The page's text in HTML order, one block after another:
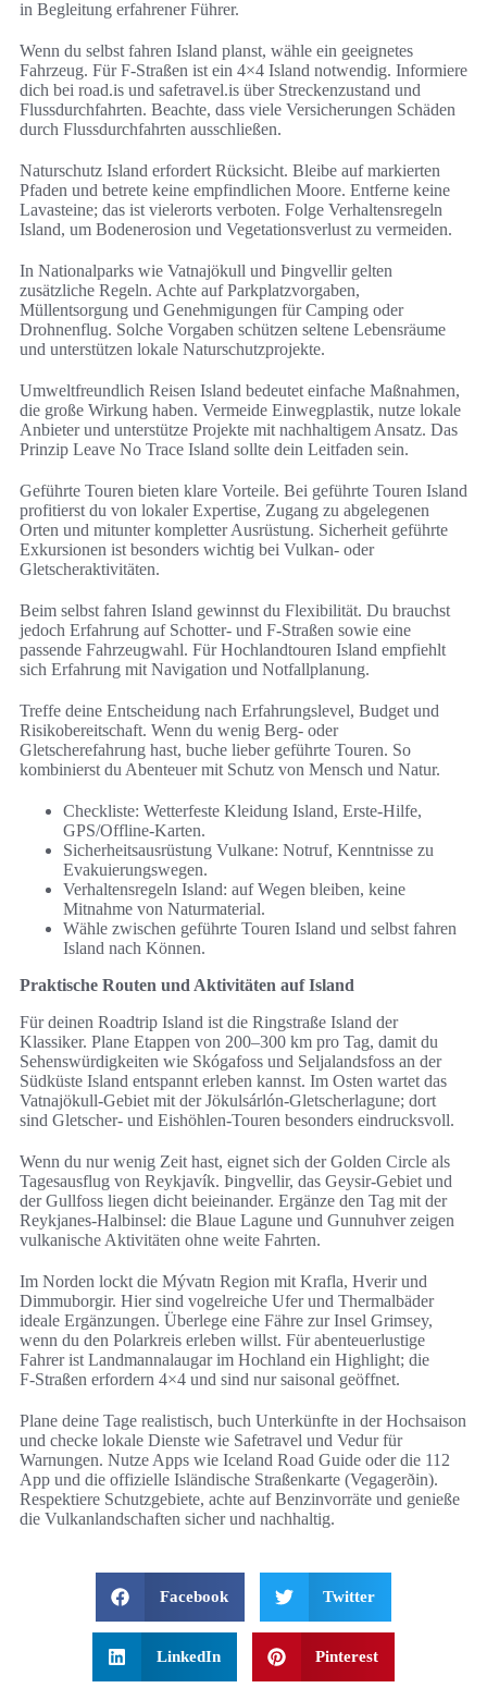
in Begleitung erfahrener Führer.
Wenn du selbst fahren Island planst, wähle ein geeignetes
Fahrzeug. Für F-Straßen ist ein 4×4 Island notwendig. Informiere
dich bei road.is und safetravel.is über Streckenzustand und
Flussdurchfahrten. Beachte, dass viele Versicherungen Schäden
durch Flussdurchfahrten ausschließen.
Naturschutz Island erfordert Rücksicht. Bleibe auf markierten
Pfaden und betrete keine empfindlichen Moore. Entferne keine
Lavasteine; das ist vielerorts verboten. Folge Verhaltensregeln
Island, um Bodenerosion und Vegetationsverlust zu vermeiden.
In Nationalparks wie Vatnajökull und Þingvellir gelten
zusätzliche Regeln. Achte auf Parkplatzvorgaben,
Müllentsorgung und Genehmigungen für Camping oder
Drohnenflug. Solche Vorgaben schützen seltene Lebensräume
und unterstützen lokale Naturschutzprojekte.
Umweltfreundlich Reisen Island bedeutet einfache Maßnahmen,
die große Wirkung haben. Vermeide Einwegplastik, nutze lokale
Anbieter und unterstütze Projekte mit nachhaltigem Ansatz. Das
Prinzip Leave No Trace Island sollte dein Leitfaden sein.
Geführte Touren bieten klare Vorteile. Bei geführte Touren Island
profitierst du von lokaler Expertise, Zugang zu abgelegenen
Orten und mitunter kompletter Ausrüstung. Sicherheit geführte
Exkursionen ist besonders wichtig bei Vulkan- oder
Gletscheraktivitäten.
Beim selbst fahren Island gewinnst du Flexibilität. Du brauchst
jedoch Erfahrung auf Schotter- und F-Straßen sowie eine
passende Fahrzeugwahl. Für Hochlandtouren Island empfiehlt
sich Erfahrung mit Navigation und Notfallplanung.
Treffe deine Entscheidung nach Erfahrungslevel, Budget und
Risikobereitschaft. Wenn du wenig Berg- oder
Gletscherefahrung hast, buche lieber geführte Touren. So
kombinierst du Abenteuer mit Schutz von Mensch und Natur.
Checkliste: Wetterfeste Kleidung Island, Erste-Hilfe,
GPS/Offline-Karten.
Sicherheitsausrüstung Vulkane: Notruf, Kenntnisse zu
Evakuierungswegen.
Verhaltensregeln Island: auf Wegen bleiben, keine
Mitnahme von Naturmaterial.
Wähle zwischen geführte Touren Island und selbst fahren
Island nach Können.
Praktische Routen und Aktivitäten auf Island
Für deinen Roadtrip Island ist die Ringstraße Island der
Klassiker. Plane Etappen von 200–300 km pro Tag, damit du
Sehenswürdigkeiten wie Skógafoss und Seljalandsfoss an der
Südküste Island entspannt erleben kannst. Im Osten wartet das
Vatnajökull-Gebiet mit der Jökulsárlón-Gletscherlagune; dort
sind Gletscher- und Eishöhlen-Touren besonders eindrucksvoll.
Wenn du nur wenig Zeit hast, eignet sich der Golden Circle als
Tagesausflug von Reykjavík. Þingvellir, das Geysir-Gebiet und
der Gullfoss liegen dicht beieinander. Ergänze den Tag mit der
Reykjanes-Halbinsel: die Blaue Lagune und Gunnuhver zeigen
vulkanische Aktivitäten ohne weite Fahrten.
Im Norden lockt die Mývatn Region mit Krafla, Hverir und
Dimmuborgir. Hier sind vogelreiche Ufer und Thermalbäder
ideale Ergänzungen. Überlege eine Fähre zur Insel Grimsey,
wenn du den Polarkreis erleben willst. Für abenteuerlustige
Fahrer ist Landmannalaugar im Hochland ein Highlight; die
F‑Straßen erfordern 4×4 und sind nur saisonal geöffnet.
Plane deine Tage realistisch, buch Unterkünfte in der Hochsaison
und checke lokale Dienste wie Safetravel und Vedur für
Warnungen. Nutze Apps wie Iceland Road Guide oder die 112
App und die offizielle Isländische Straßenkarte (Vegagerðin).
Respektiere Schutzgebiete, achte auf Benzinvorräte und genieße
die Vulkanlandschaften sicher und nachhaltig.
Facebook Twitter
LinkedIn Pinterest